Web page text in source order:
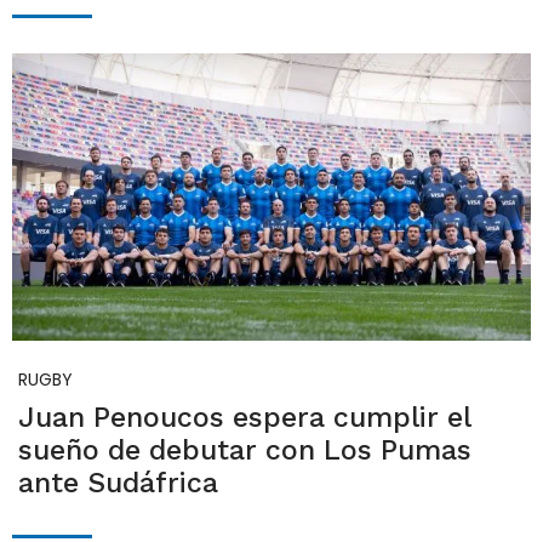
RUGBY
Juan Penoucos espera cumplir el
sueño de debutar con Los Pumas
ante Sudáfrica